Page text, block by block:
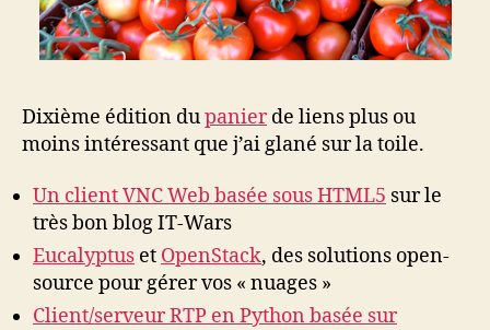
Dixième édition dupanierde liens plus ou
moins intéressant que j’ai glané sur la toile.
Un client VNC Web basée sous HTML5 sur le
très bon blog IT-Wars
Eucalyptus et OpenStack, des solutions open-
source pour gérer vos « nuages »
Client/serveur RTP en Python basée sur